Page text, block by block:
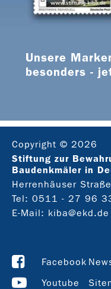
Unsere
besonders -
Copyright © 2026
Stiftung zur
Baudenkmäler in
Herrenhäuser
Tel: 0511 - 27 96
E-Mail: kiba@ekd.de
Facebook
Youtube